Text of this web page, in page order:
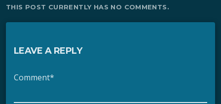
THIS POST CURRENTLY HAS NO COMMENTS.
LEAVE A REPLY
Comment*